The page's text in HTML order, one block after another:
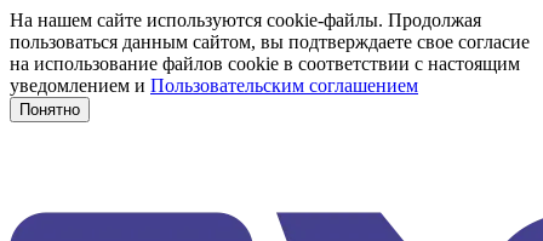
На нашем сайте используются cookie-файлы. Продолжая
пользоваться данным сайтом, вы подтверждаете свое согласие
на использование файлов cookie в соответствии с настоящим
уведомлением и Пользовательским соглашением
Понятно